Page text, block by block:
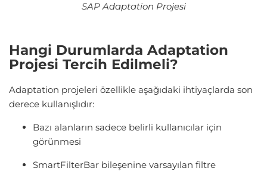
SAP Adaptation Projesi
Hangi Durumlarda Adaptation
Projesi Tercih Edilmeli?
Adaptation projeleri özellikle aşağıdaki ihtiyaçlarda son
derece kullanışlıdır:
Bazı alanların sadece belirli kullanıcılar için
görünmesi
SmartFilterBar bileşenine varsayılan filtre